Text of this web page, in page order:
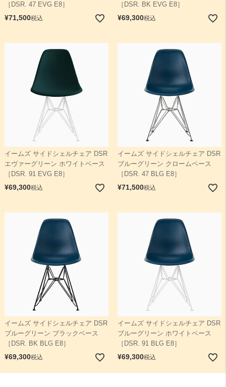
［DSR. 47 EVG E8］
¥71,500税込
［DSR. BK EVG E8］
¥69,300税込
イームズ サイドシェルチェア DSR
エヴァーグリーン ホワイトベース
［DSR. 91 EVG E8］
¥69,300税込
イームズ サイドシェルチェア DSR
ブルーグリーン クロームベース
［DSR. 47 BLG E8］
¥71,500税込
イームズ サイドシェルチェア DSR
ブルーグリーン ブラックベース
［DSR. BK BLG E8］
¥69,300税込
イームズ サイドシェルチェア DSR
ブルーグリーン ホワイトベース
［DSR. 91 BLG E8］
¥69,300税込